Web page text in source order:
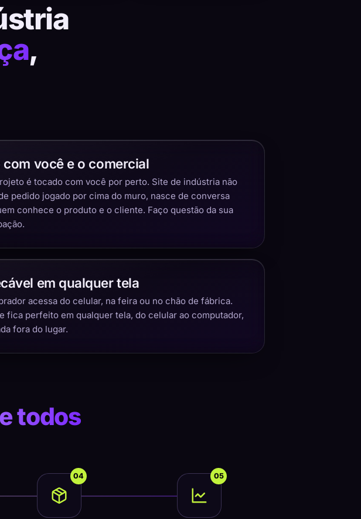
,
com você e o comercial
é tocado com você por perto. Site de indústria não
pedido jogado por cima do muro, nasce de conversa
conhece o produto e o cliente. Faço questão da sua
em qualquer tela
acessa do celular, na feira ou no chão de fábrica.
fica perfeito em qualquer tela, do celular ao computador,
fora do lugar.
todos
04 05